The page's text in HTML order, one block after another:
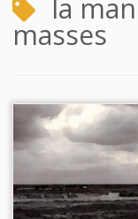
la
masses